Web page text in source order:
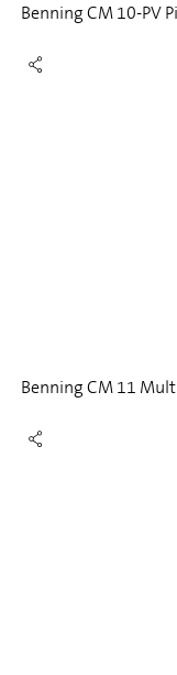
Benning CM 10-PV
Benning CM 11